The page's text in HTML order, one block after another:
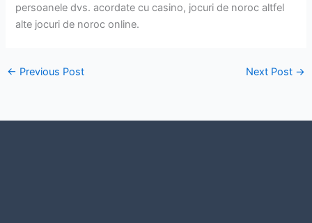
persoanele dvs. acordate cu casino, jocuri de noroc altfel
alte jocuri de noroc online.
← Previous Post Next Post →